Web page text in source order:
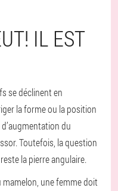
IL EST
se déclinent en
la forme ou la position
du
Toutefois, la question
la pierre angulaire.
une femme doit